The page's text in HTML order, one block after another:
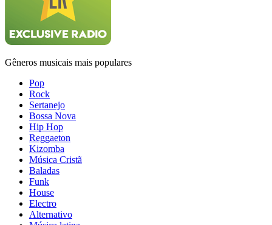
Gêneros musicais mais populares
Pop
Rock
Sertanejo
Bossa Nova
Hip Hop
Reggaeton
Kizomba
Música Cristã
Baladas
Funk
House
Electro
Alternativo